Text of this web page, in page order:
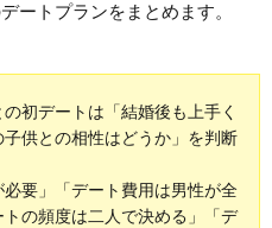
ートプランをまとめます。
初デートは「結婚後も上手く
供との相性はどうか」を判断
必要」「デート費用は男性が全
の頻度は二人で決める」「デ